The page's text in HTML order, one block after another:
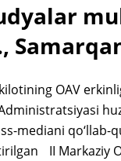
OAV
mediani qo‘llab-
II Markaziy